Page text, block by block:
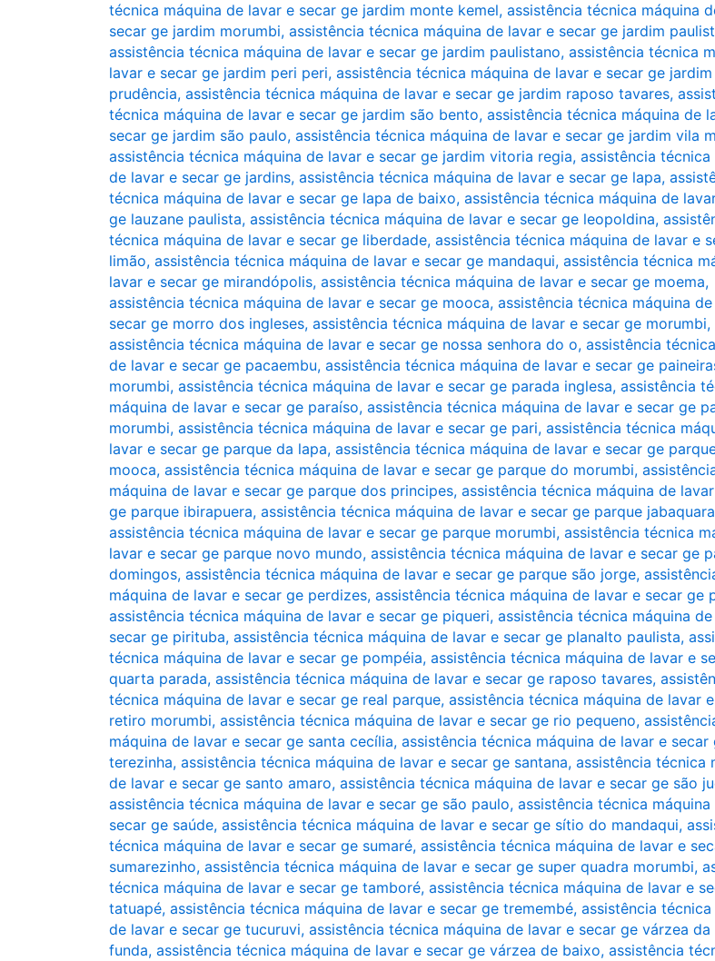
técnica máquina de lavar e secar ge jardim monte kemel, assistência técnica máquina
secar ge jardim morumbi, assistência técnica máquina de lavar e secar ge jardim
assistência técnica máquina de lavar e secar ge jardim paulistano, assistência técnica
lavar e secar ge jardim peri peri, assistência técnica máquina de lavar e secar ge jardim
prudência, assistência técnica máquina de lavar e secar ge jardim raposo tavares,
técnica máquina de lavar e secar ge jardim são bento, assistência técnica máquina de
secar ge jardim são paulo, assistência técnica máquina de lavar e secar ge jardim vila
assistência técnica máquina de lavar e secar ge jardim vitoria regia, assistência técnica
de lavar e secar ge jardins, assistência técnica máquina de lavar e secar ge lapa,
técnica máquina de lavar e secar ge lapa de baixo, assistência técnica máquina de
ge lauzane paulista, assistência técnica máquina de lavar e secar ge leopoldina,
técnica máquina de lavar e secar ge liberdade, assistência técnica máquina de lavar e
limão, assistência técnica máquina de lavar e secar ge mandaqui, assistência técnica
lavar e secar ge mirandópolis, assistência técnica máquina de lavar e secar ge moema,
assistência técnica máquina de lavar e secar ge mooca, assistência técnica máquina
secar ge morro dos ingleses, assistência técnica máquina de lavar e secar ge morumbi,
assistência técnica máquina de lavar e secar ge nossa senhora do o, assistência
de lavar e secar ge pacaembu, assistência técnica máquina de lavar e secar ge
morumbi, assistência técnica máquina de lavar e secar ge parada inglesa, assistência
máquina de lavar e secar ge paraíso, assistência técnica máquina de lavar e secar ge
morumbi, assistência técnica máquina de lavar e secar ge pari, assistência técnica
lavar e secar ge parque da lapa, assistência técnica máquina de lavar e secar ge
mooca, assistência técnica máquina de lavar e secar ge parque do morumbi,
máquina de lavar e secar ge parque dos principes, assistência técnica máquina de
ge parque ibirapuera, assistência técnica máquina de lavar e secar ge parque jabaquara
assistência técnica máquina de lavar e secar ge parque morumbi, assistência técnica
lavar e secar ge parque novo mundo, assistência técnica máquina de lavar e secar ge
domingos, assistência técnica máquina de lavar e secar ge parque são jorge,
máquina de lavar e secar ge perdizes, assistência técnica máquina de lavar e secar ge
assistência técnica máquina de lavar e secar ge piqueri, assistência técnica máquina
secar ge pirituba, assistência técnica máquina de lavar e secar ge planalto paulista,
técnica máquina de lavar e secar ge pompéia, assistência técnica máquina de lavar e
quarta parada, assistência técnica máquina de lavar e secar ge raposo tavares,
técnica máquina de lavar e secar ge real parque, assistência técnica máquina de lavar
retiro morumbi, assistência técnica máquina de lavar e secar ge rio pequeno,
máquina de lavar e secar ge santa cecília, assistência técnica máquina de lavar e secar
terezinha, assistência técnica máquina de lavar e secar ge santana, assistência técnica
de lavar e secar ge santo amaro, assistência técnica máquina de lavar e secar ge são
assistência técnica máquina de lavar e secar ge são paulo, assistência técnica
secar ge saúde, assistência técnica máquina de lavar e secar ge sítio do mandaqui,
técnica máquina de lavar e secar ge sumaré, assistência técnica máquina de lavar e
sumarezinho, assistência técnica máquina de lavar e secar ge super quadra morumbi,
técnica máquina de lavar e secar ge tamboré, assistência técnica máquina de lavar e
tatuapé, assistência técnica máquina de lavar e secar ge tremembé, assistência técnica
de lavar e secar ge tucuruvi, assistência técnica máquina de lavar e secar ge várzea da
funda, assistência técnica máquina de lavar e secar ge várzea de baixo, assistência